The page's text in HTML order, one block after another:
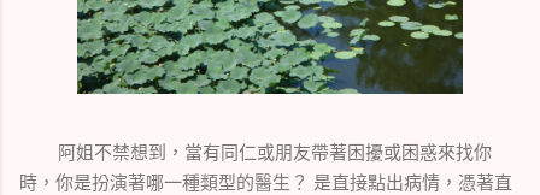
阿姐不禁想到，當有同仁或朋友帶著困擾或困惑來找你
時，你是扮演著哪一種類型的醫生？ 是直接點出病情，憑著直